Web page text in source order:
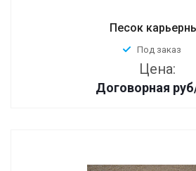
Песок
Под заказ
Цена:
Договорная руб